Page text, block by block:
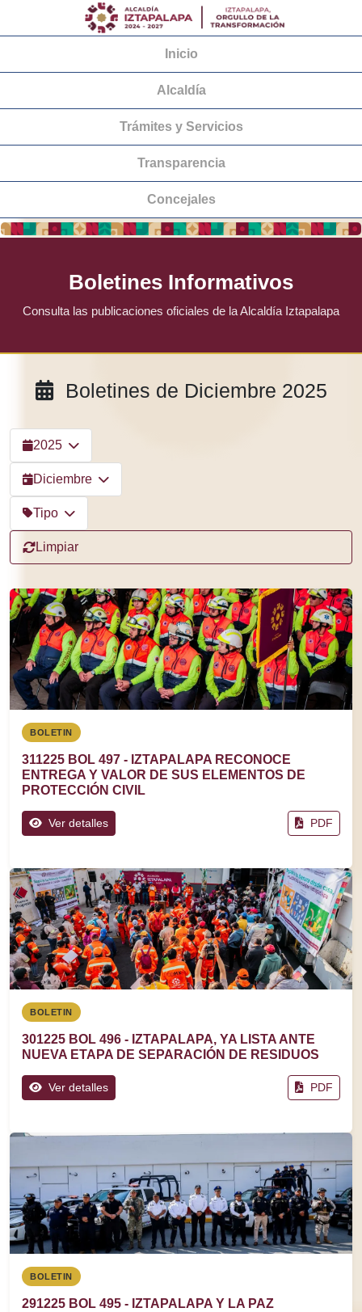
Inicio
Alcaldía
Trámites y Servicios
Transparencia
Concejales
Boletines Informativos
Consulta las publicaciones oficiales de la Alcaldía Iztapalapa
Boletines de Diciembre 2025
2025
Diciembre
Tipo
Limpiar
BOLETIN
311225 BOL 497 - IZTAPALAPA RECONOCE
ENTREGA Y VALOR DE SUS ELEMENTOS DE
PROTECCIÓN CIVIL
Ver detalles PDF
BOLETIN
301225 BOL 496 - IZTAPALAPA, YA LISTA ANTE
NUEVA ETAPA DE SEPARACIÓN DE RESIDUOS
Ver detalles PDF
BOLETIN
291225 BOL 495 - IZTAPALAPA Y LA PAZ